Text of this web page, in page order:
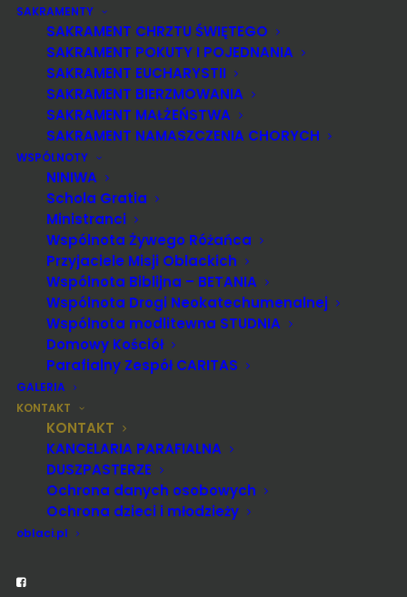
SAKRAMENTY
SAKRAMENT CHRZTU ŚWIĘTEGO
SAKRAMENT POKUTY I POJEDNANIA
SAKRAMENT EUCHARYSTII
SAKRAMENT BIERZMOWANIA
SAKRAMENT MAŁŻEŃSTWA
SAKRAMENT NAMASZCZENIA CHORYCH
WSPÓLNOTY
NINIWA
Schola Gratia
Ministranci
Wspólnota Żywego Różańca
Przyjaciele Misji Oblackich
Wspólnota Biblijna – BETANIA
Wspólnota Drogi Neokatechumenalnej
Wspólnota modlitewna STUDNIA
Domowy Kościół
Parafialny Zespół CARITAS
GALERIA
KONTAKT
KONTAKT
KANCELARIA PARAFIALNA
DUSZPASTERZE
Ochrona danych osobowych
Ochrona dzieci i młodzieży
oblaci.pl
Parafia Rzymskokatolicka p.w. Przemienienia
Pańskiego
ul. Kościelna 1
14 – 200 IŁAWA
tel. 89 648 26 41 wew. 28
Numer telefonu duszpasterza
pełniącego dyżur w godzinach 8.00
– 20.00:600 505 460
e-mail:przemienienie@oblaci.pl
www.przemienienie.oblaci.pl